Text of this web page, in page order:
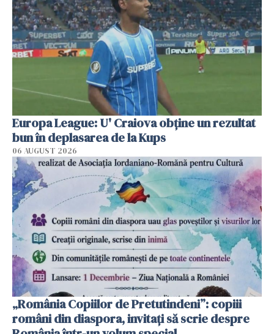
Europa League: U' Craiova obține un rezultat
bun în deplasarea de la Kups
06 AUGUST 2026
„România Copiilor de Pretutindeni”: copiii
români din diaspora, invitați să scrie despre